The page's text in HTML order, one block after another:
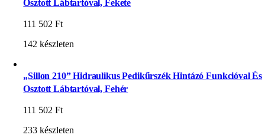
Osztott Lábtartóval, Fekete
111 502Ft
142 készleten
„Sillon 210” Hidraulikus Pedikűrszék Hintázó Funkcióval És
Osztott Lábtartóval, Fehér
111 502Ft
233 készleten